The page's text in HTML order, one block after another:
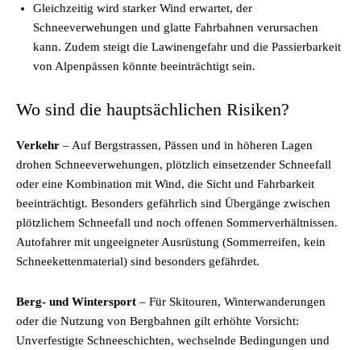
Gleichzeitig wird starker Wind erwartet, der
Schneeverwehungen und glatte Fahrbahnen verursachen
kann. Zudem steigt die Lawinengefahr und die Passierbarkeit
von Alpenpässen könnte beeinträchtigt sein.
Wo sind die hauptsächlichen Risiken?
Verkehr – Auf Bergstrassen, Pässen und in höheren Lagen
drohen Schneeverwehungen, plötzlich einsetzender Schneefall
oder eine Kombination mit Wind, die Sicht und Fahrbarkeit
beeinträchtigt. Besonders gefährlich sind Übergänge zwischen
plötzlichem Schneefall und noch offenen Sommerverhältnissen.
Autofahrer mit ungeeigneter Ausrüstung (Sommerreifen, kein
Schneekettenmaterial) sind besonders gefährdet.
Berg- und Wintersport – Für Skitouren, Winterwanderungen
oder die Nutzung von Bergbahnen gilt erhöhte Vorsicht:
Unverfestigte Schneeschichten, wechselnde Bedingungen und